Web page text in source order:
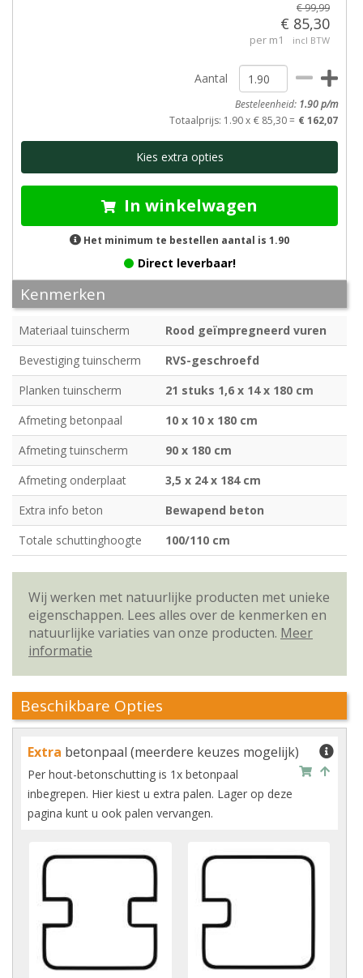
€ 99,99
€ 85,30
per m1 incl BTW
Aantal
Besteleenheid: 1.90p/m
Totaalprijs: 1.90 x € 85,30 = € 162,07
Kies extra opties
In winkelwagen
Het minimum te bestellen aantal is 1.90
Direct leverbaar!
Kenmerken
Materiaal tuinscherm
Rood geïmpregneerd vuren
Bevestiging tuinscherm
RVS-geschroefd
Planken tuinscherm
21 stuks 1,6 x 14 x 180 cm
Afmeting betonpaal
10 x 10 x 180 cm
Afmeting tuinscherm
90 x 180 cm
Afmeting onderplaat
3,5 x 24 x 184 cm
Extra info beton
Bewapend beton
Totale schuttinghoogte
100/110 cm
Wij werken met natuurlijke producten met unieke
eigenschappen. Lees alles over de kenmerken en
natuurlijke variaties van onze producten. Meer
informatie
Beschikbare Opties
Extra betonpaal (meerdere keuzes mogelijk)
Per hout-betonschutting is 1x betonpaal
inbegrepen. Hier kiest u extra palen. Lager op deze
pagina kunt u ook palen vervangen.